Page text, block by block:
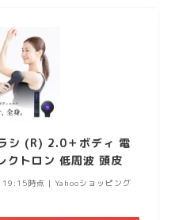
シ (R) 2.0＋ボディ 電
クトロン 低周波 頭皮
時点 | Yahooショッピング